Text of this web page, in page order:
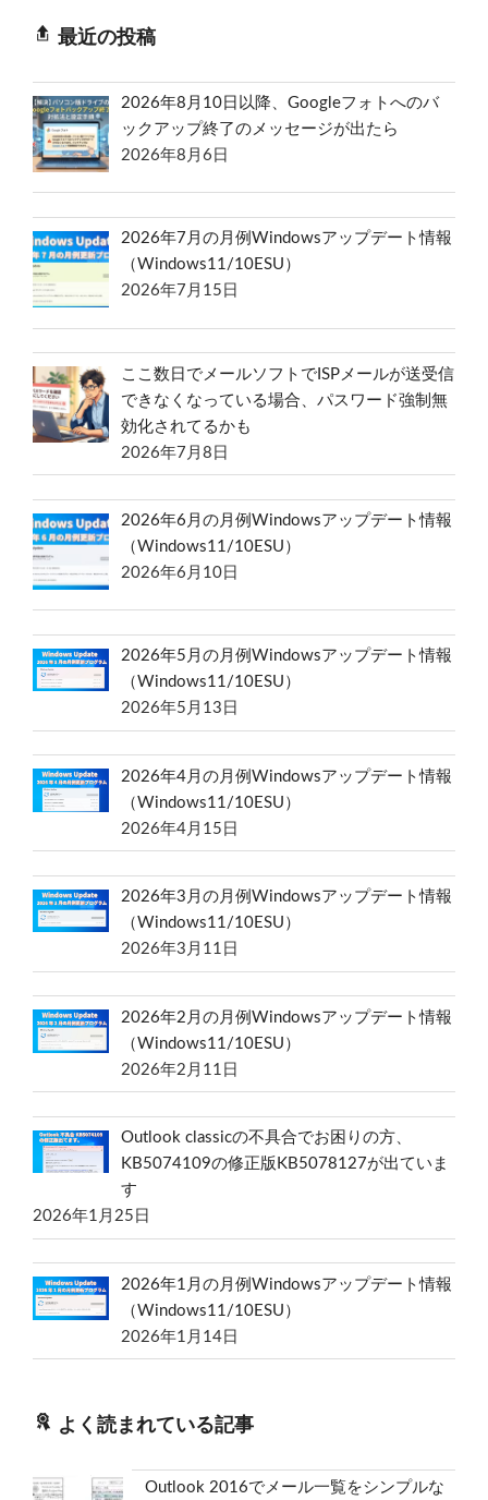
最近の投稿
2026年8月10日以降、Googleフォトへのバ
ックアップ終了のメッセージが出たら
2026年8月6日
2026年7月の月例Windowsアップデート情報
（Windows11/10ESU）
2026年7月15日
ここ数日でメールソフトでISPメールが送受信
できなくなっている場合、パスワード強制無
効化されてるかも
2026年7月8日
2026年6月の月例Windowsアップデート情報
（Windows11/10ESU）
2026年6月10日
2026年5月の月例Windowsアップデート情報
（Windows11/10ESU）
2026年5月13日
2026年4月の月例Windowsアップデート情報
（Windows11/10ESU）
2026年4月15日
2026年3月の月例Windowsアップデート情報
（Windows11/10ESU）
2026年3月11日
2026年2月の月例Windowsアップデート情報
（Windows11/10ESU）
2026年2月11日
Outlook classicの不具合でお困りの方、
KB5074109の修正版KB5078127が出ていま
す
2026年1月25日
2026年1月の月例Windowsアップデート情報
（Windows11/10ESU）
2026年1月14日
よく読まれている記事
Outlook 2016でメール一覧をシンプルな